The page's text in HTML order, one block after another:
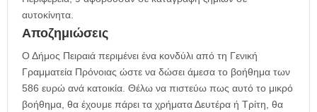
αυτοκίνητα.
Αποζημιώσεις
Ο Δήμος Πειραιά περιμένει ένα κονδύλι από τη Γενική
Γραμματεία Πρόνοιας ώστε να δώσει άμεσα το βοήθημα των
586 ευρώ ανά κατοικία. Θέλω να πιστεύω πως αυτό το μικρό
βοήθημα, θα έχουμε πάρει τα χρήματα Δευτέρα ή Τρίτη, θα